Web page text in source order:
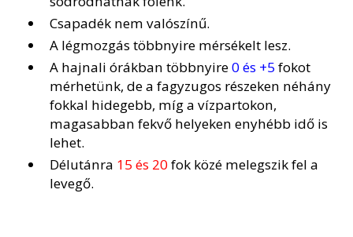
Csapadék nem valószínű.
A légmozgás többnyire mérsékelt lesz.
A hajnali órákban többnyire0 és +5 fokot
mérhetünk, de a fagyzugos részeken néhány
fokkal hidegebb, míg a vízpartokon,
magasabban fekvő helyeken enyhébb idő is
lehet.
Délutánra 15 és 20fok közé melegszik fel a
levegő.